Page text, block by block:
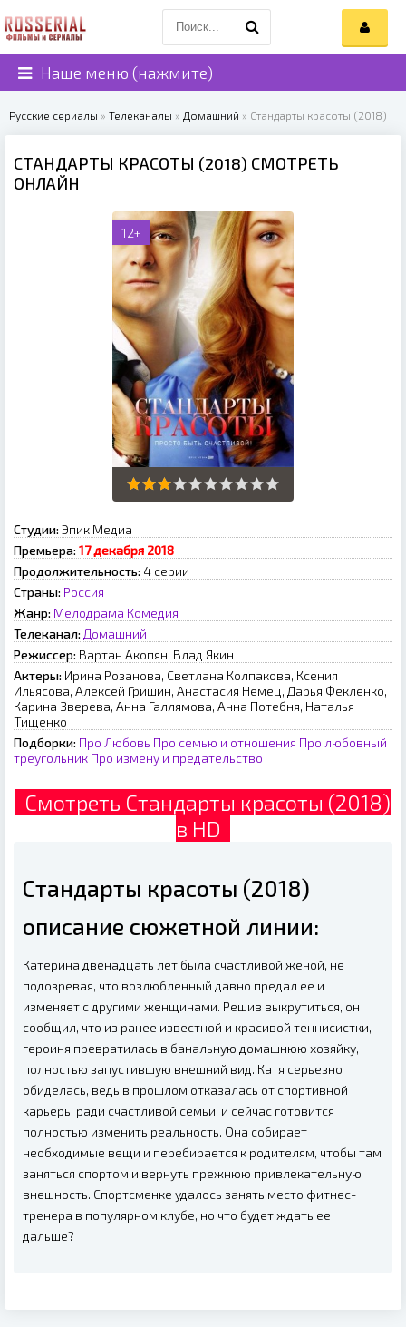
Наше меню (нажмите)
Русские сериалы » Телеканалы » Домашний » Стандарты красоты (2018)
СТАНДАРТЫ КРАСОТЫ (2018) СМОТРЕТЬ
ОНЛАЙН
12+
Студии: Эпик Медиа
Премьера: 17 декабря 2018
Продолжительность: 4 серии
Страны: Россия
Жанр: Мелодрама Комедия
Телеканал: Домашний
Режиссер: Вартан Акопян, Влад Якин
Актеры: Ирина Розанова, Светлана Колпакова, Ксения
Ильясова, Алексей Гришин, Анастасия Немец, Дарья Фекленко,
Карина Зверева, Анна Галлямова, Анна Потебня, Наталья
Тищенко
Подборки: Про Любовь Про семью и отношения Про любовный
треугольник Про измену и предательство
Смотреть Стандарты красоты (2018)
в HD
Стандарты красоты (2018)
описание сюжетной линии:
Катерина двенадцать лет была счастливой женой, не
подозревая, что возлюбленный давно предал ее и
изменяет с другими женщинами. Решив выкрутиться, он
сообщил, что из ранее известной и красивой теннисистки,
героиня превратилась в банальную домашнюю хозяйку,
полностью запустившую внешний вид. Катя серьезно
обиделась, ведь в прошлом отказалась от спортивной
карьеры ради счастливой семьи, и сейчас готовится
полностью изменить реальность. Она собирает
необходимые вещи и перебирается к родителям, чтобы там
заняться спортом и вернуть прежнюю привлекательную
внешность. Спортсменке удалось занять место фитнес-
тренера в популярном клубе, но что будет ждать ее
дальше?